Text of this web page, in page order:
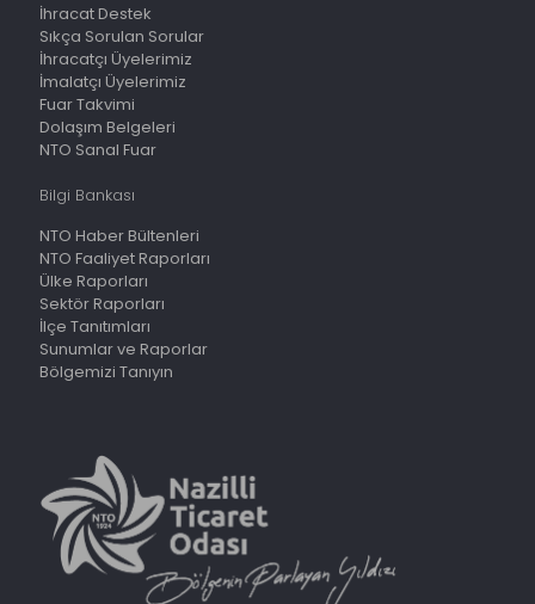
İhracat Destek
Sıkça Sorulan Sorular
İhracatçı Üyelerimiz
İmalatçı Üyelerimiz
Fuar Takvimi
Dolaşım Belgeleri
NTO Sanal Fuar
Bilgi Bankası
NTO Haber Bültenleri
NTO Faaliyet Raporları
Ülke Raporları
Sektör Raporları
İlçe Tanıtımları
Sunumlar ve Raporlar
Bölgemizi Tanıyın